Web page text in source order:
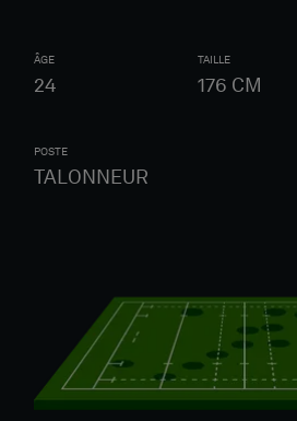
ÂGE
24
TAILLE
176 CM
POSTE
TALONNEUR